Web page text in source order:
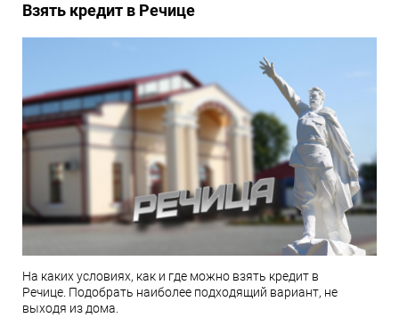
Взять кредит в Речице
На каких условиях, как и где можно взять кредит в
Речице. Подобрать наиболее подходящий вариант, не
выходя из дома.